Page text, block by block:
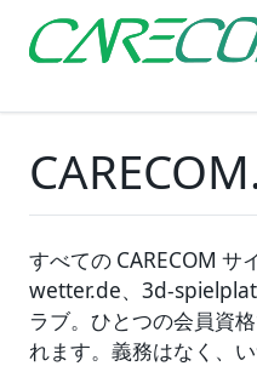
すべての CARECOM
wetter.de、3d-
ラブ。ひとつの会員資
れます。義務はなく、